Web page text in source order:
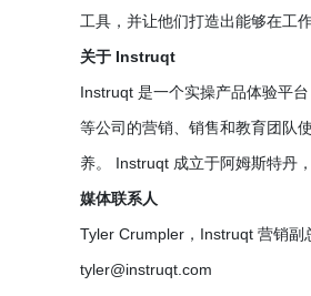
工具，并让他们打造出能够在工
关于 Instruqt
Instruqt 是一个实操产品体验平
等公司的营销、销售和教育团队
养。 Instruqt 成立于阿姆斯特丹
媒体联系人
Tyler Crumpler，Instruqt 营销副
tyler@instruqt.com